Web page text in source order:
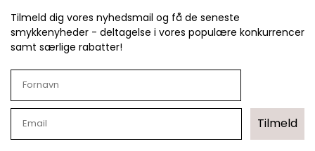
Tilmeld dig vores nyhedsmail og få de seneste
smykkenyheder - deltagelse i vores populære konkurrencer
samt særlige rabatter!
Tilmeld